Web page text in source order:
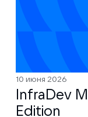
10 июня 2026
InfraDev
Edition